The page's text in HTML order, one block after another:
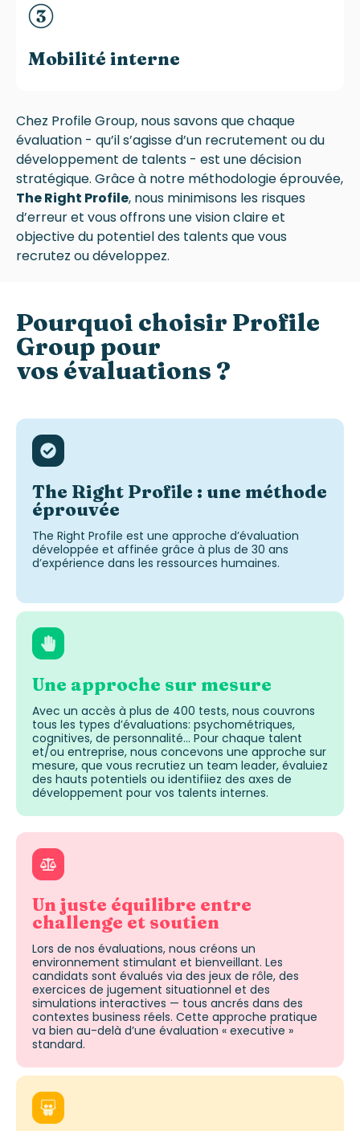
Mobilité interne
Chez Profile Group, nous savons que chaque
évaluation - qu’il s’agisse d’un recrutement ou du
développement de talents - est une décision
stratégique. Grâce à notre méthodologie éprouvée,
The Right Profile, nous minimisons les risques
d’erreur et vous offrons une vision claire et
objective du potentiel des talents que vous
recrutez ou développez.
Pourquoi choisir Profile
Grouppour
vos évaluations ?
The Right Profile : une méthode
éprouvée
The Right Profile est une approche d’évaluation
développée et affinée grâce à plus de 30 ans
d’expérience dans les ressources humaines.
Une approche sur mesure
Avec un accès à plus de 400 tests, nous couvrons
tous les types d’évaluations: psychométriques,
cognitives, de personnalité… Pour chaque talent
et/ou entreprise, nous concevons une approche sur
mesure, que vous recrutiez un team leader, évaluiez
des hauts potentiels ou identifiiez des axes de
développement pour vos talents internes.
Un juste équilibre entre
challenge et soutien
Lors de nos évaluations, nous créons un
environnement stimulant et bienveillant. Les
candidats sont évalués via des jeux de rôle, des
exercices de jugement situationnel et des
simulations interactives — tous ancrés dans des
contextes business réels. Cette approche pratique
va bien au-delà d’une évaluation « executive »
standard.